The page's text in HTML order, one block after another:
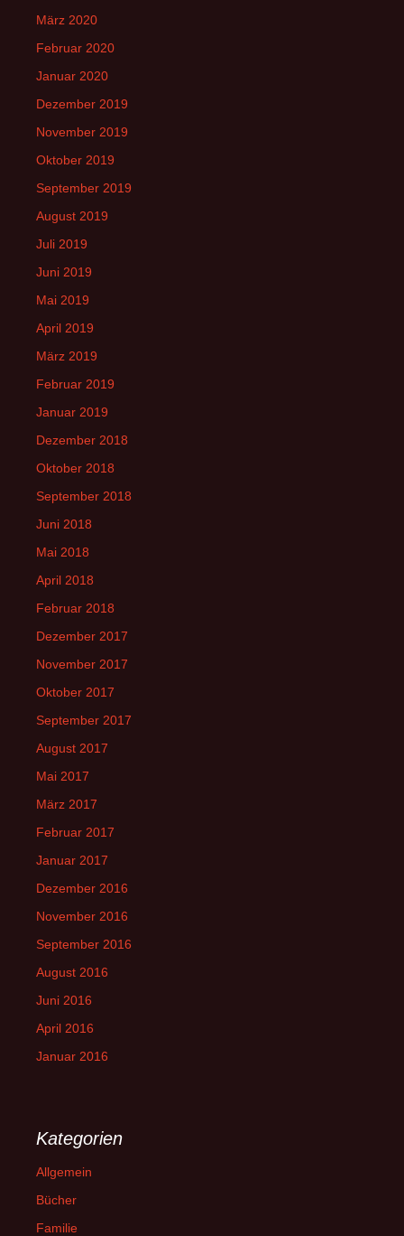
März 2020
Februar 2020
Januar 2020
Dezember 2019
November 2019
Oktober 2019
September 2019
August 2019
Juli 2019
Juni 2019
Mai 2019
April 2019
März 2019
Februar 2019
Januar 2019
Dezember 2018
Oktober 2018
September 2018
Juni 2018
Mai 2018
April 2018
Februar 2018
Dezember 2017
November 2017
Oktober 2017
September 2017
August 2017
Mai 2017
März 2017
Februar 2017
Januar 2017
Dezember 2016
November 2016
September 2016
August 2016
Juni 2016
April 2016
Januar 2016
Kategorien
Allgemein
Bücher
Familie